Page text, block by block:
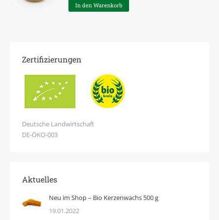
In den Warenkorb
Zertifizierungen
Deutsche Landwirtschaft
DE-ÖKO-003
Aktuelles
Neu im Shop – Bio Kerzenwachs 500 g
19.01.2022